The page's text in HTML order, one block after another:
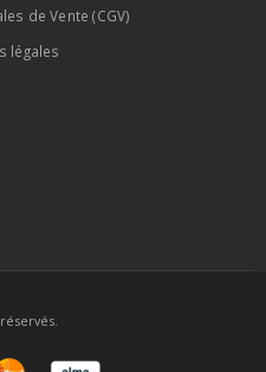
de Vente (CGV)
légales